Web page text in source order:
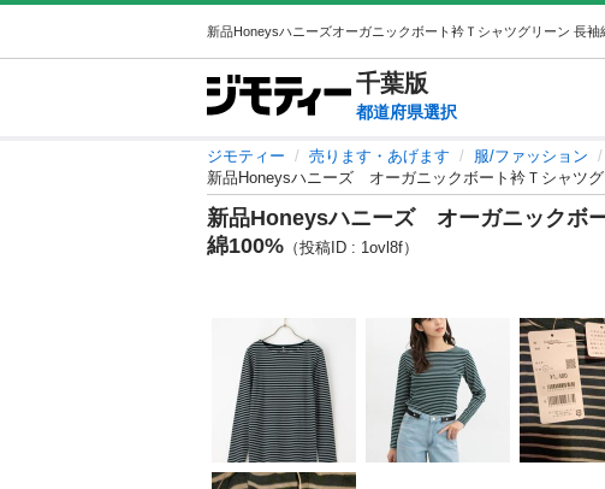
千葉版
都道府県選択
ジモティー 売ります・あげます 服/ファッション
新品Honeysハニーズ オーガニックボート衿Ｔシャツ
新品Honeysハニーズ オーガニックボ
綿100% （投稿ID : 1ovl8f）